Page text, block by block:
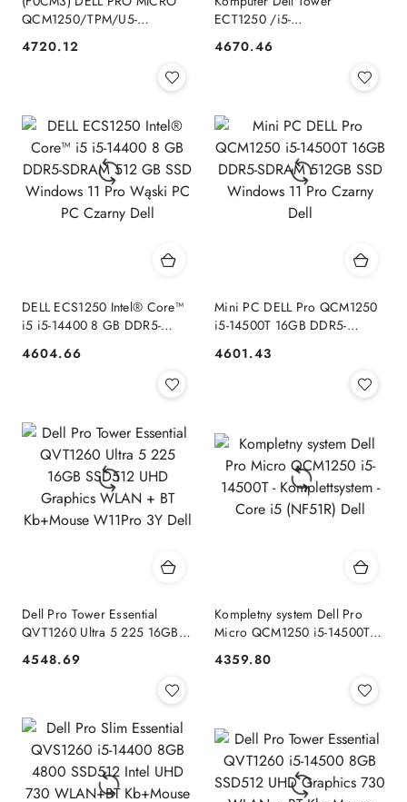
QCM1250/TPM/U5-
TYPE-
C/WLAN/KB/MOUSE/W11
Cena:
4720.12
ECT1250 /i5-
PRO 3Y ProSupport Dell
Cena:
4670.46
DELL ECS1250 Intel® Core™
i5 i5-14400 8 GB DDR5-
Windows 11 Pro Wąski PC
Cena:
4604.66
Mini PC DELL Pro QCM1250
i5-14500T 16GB DDR5-
Windows 11 Pro Czarny Dell
Cena:
4601.43
Dell Pro Tower Essential
QVT1260 Ultra 5 225 16GB
WLAN + BT Kb+Mouse
Cena:
4548.69
Kompletny system Dell Pro
Micro QCM1250 i5-14500T -
(NF51R) Dell
Cena:
4359.80